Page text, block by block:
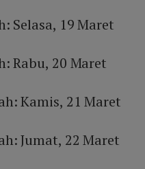
Selasa, 19 Maret
Rabu, 20 Maret
Kamis, 21 Maret
Jumat, 22 Maret